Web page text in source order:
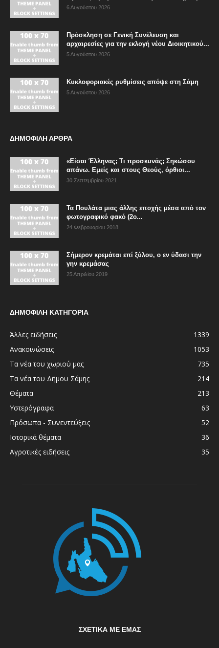
6 Αυγούστου 2026
Πρόσκληση σε Γενική Συνέλευση και
αρχαιρεσίες για την εκλογή νέου Διοικητικού...
5 Αυγούστου 2026
Κυκλοφοριακές ρυθμίσεις απόψε στη Σάμη
5 Αυγούστου 2026
ΔΗΜΟΦΙΛΗ ΑΡΘΡΑ
«Είσαι Έλληνας; Τι προσκυνάς; Σηκώσου
απάνω. Εμείς και στους Θεούς, όρθιοι...
30 Σεπτεμβρίου 2021
Τα Πουλάτα μιας άλλης εποχής μέσα από τον
φωτογραφικό φακό (2ο...
24 Φεβρουαρίου 2018
Σήμερον κρεμάται επί ξύλου, ο εν ύδασι την
γην κρεμάσας
25 Απριλίου 2019
ΔΗΜΟΦΙΛΗ ΚΑΤΗΓΟΡΙΑ
Άλλες ειδήσεις
1339
Ανακοινώσεις
1053
Τα νέα του χωριού μας
735
Τα νέα του Δήμου Σάμης
214
Θέματα
213
Υστερόγραφα
63
Πρόσωπα - Συνεντεύξεις
52
Ιστορικά θέματα
36
Αγροτικές ειδήσεις
35
ΣΧΕΤΙΚΆ ΜΕ ΕΜΆΣ